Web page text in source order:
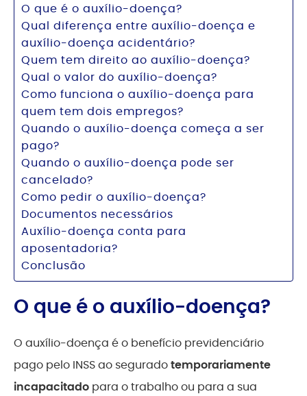
O que é o auxílio-doença?
Qual diferença entre auxílio-doença e
auxílio-doença acidentário?
Quem tem direito ao auxílio-doença?
Qual o valor do auxílio-doença?
Como funciona o auxílio-doença para
quem tem dois empregos?
Quando o auxílio-doença começa a ser
pago?
Quando o auxílio-doença pode ser
cancelado?
Como pedir o auxílio-doença?
Documentos necessários
Auxílio-doença conta para
aposentadoria?
Conclusão
O que é o auxílio-doença?
O auxílio-doença é o benefício previdenciário
pago pelo INSS ao seguradotemporariamente
incapacitado para o trabalho ou para a sua